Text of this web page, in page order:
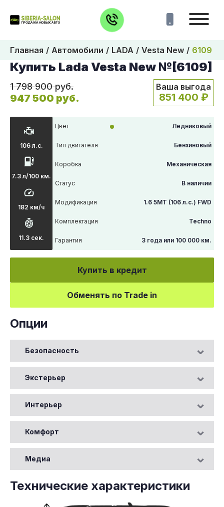
Главная Автомобили LADA Vesta New 6109
Купить Lada Vesta New №[6109]
1 798 900 руб.
947 500 руб.
Ваша выгода
851 400 ₽
106 л.с.
7.3 л/100 км.
182 км/ч
11.3 сек.
Цвет Ледниковый
Тип двигателя Бензиновый
Коробка Механическая
Статус В наличии
Модификация 1.6 5MT (106 л.с.) FWD
Комплектация Techno
Гарантия 3 года или 100 000 км.
Купить в кредит
Обменять по Trade in
Опции
Безопасность
Экстерьер
Интерьер
Комфорт
Медиа
Технические характеристики